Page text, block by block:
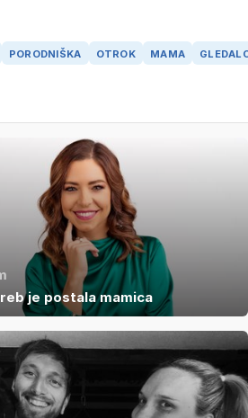
PORODNIŠKA OTROK MAMA
je postala mamica